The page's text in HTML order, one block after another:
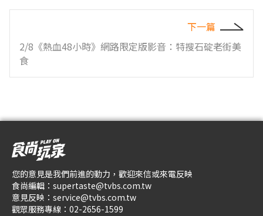
下一篇
2/8《熱血48小時》網路限定版影音：特搜石碇老街美
食
您的意見是我們前進的動力，歡迎來信或來電反映
食尚編輯： supertaste@tvbs.com.tw
意見反映： service@tvbs.com.tw
觀眾服務專線： 02-2656-1599